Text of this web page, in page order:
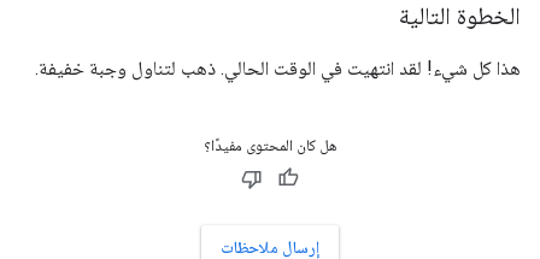
الخطوة التالية
هذا كل شيء! لقد انتهيت في الوقت الحالي. ذهب لتناول وجبة خفيفة.
هل كان المحتوى مفيدًا؟
إرسال ملاحظات